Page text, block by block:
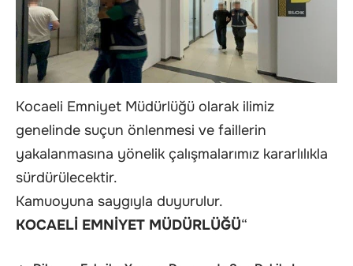
Kocaeli Emniyet Müdürlüğü olarak ilimiz
genelinde suçun önlenmesi ve faillerin
yakalanmasına yönelik çalışmalarımız kararlılıkla
sürdürülecektir.
Kamuoyuna saygıyla duyurulur.
KOCAELİ EMNİYET MÜDÜRLÜĞÜ“